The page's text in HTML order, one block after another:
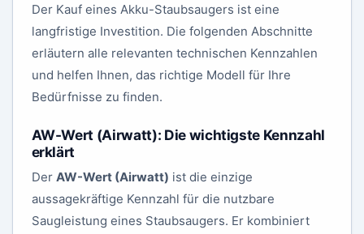
Der Kauf eines Akku-Staubsaugers ist eine
langfristige Investition. Die folgenden Abschnitte
erläutern alle relevanten technischen Kennzahlen
und helfen Ihnen, das richtige Modell für Ihre
Bedürfnisse zu finden.
AW-Wert (Airwatt): Die wichtigste Kennzahl
erklärt
Der AW-Wert (Airwatt) ist die einzige
aussagekräftige Kennzahl für die nutzbare
Saugleistung eines Staubsaugers. Er kombiniert